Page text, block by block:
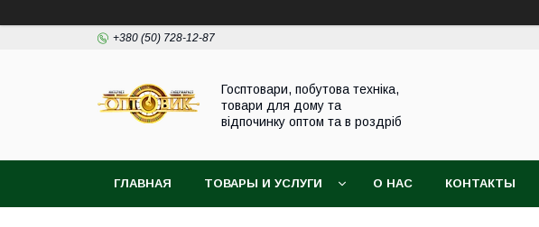
+380 (50) 728-12-87
Госптовари, побутова техніка,
товари для дому та
відпочинку оптом та в роздріб
ГЛАВНАЯ ТОВАРЫ И УСЛУГИ О НАС КОНТАКТЫ